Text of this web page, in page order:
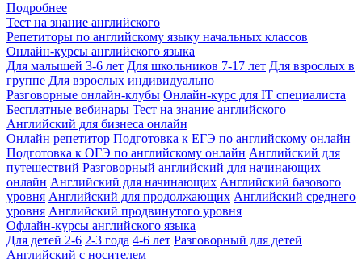
Подробнее
Тест на знание английского
Репетиторы по английскому языку начальных классов
Онлайн-курсы английского языка
Для малышей 3-6 лет Для школьников 7-17 лет Для взрослых в
группе Для взрослых индивидуально
Разговорные онлайн-клубы Онлайн-курс для IT специалиста
Бесплатные вебинары Тест на знание английского
Английский для бизнеса онлайн
Онлайн репетитор Подготовка к ЕГЭ по английскому онлайн
Подготовка к ОГЭ по английскому онлайн Английский для
путешествий Разговорный английский для начинающих
онлайн Английский для начинающих Английский базового
уровня Английский для продолжающих Английский среднего
уровня Английский продвинутого уровня
Офлайн-курсы английского языка
Для детей 2-6 2-3 года 4-6 лет Разговорный для детей
Английский с носителем